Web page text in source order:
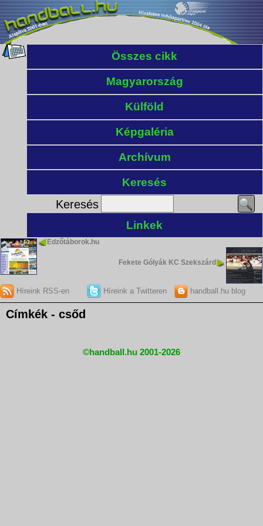
Összes cikk
Magyarország
Külföld
Képgaléria
Archívum
Keresés
Keresés
Linkek
Edzőtáborok.hu
Fekete Gólyák KC Szekszárd
Híreink RSS-en Híreink a Twitteren handball.hu blog
Címkék - csőd
©handball.hu 2001-2026